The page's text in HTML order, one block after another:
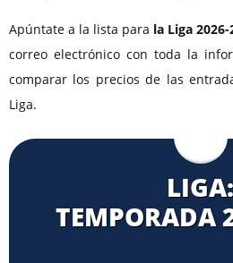
Apúntate a la lista para la Liga 2026-
correo electrónico con toda la
comparar los precios de las
Liga.
LIGA:
TEMPORADA